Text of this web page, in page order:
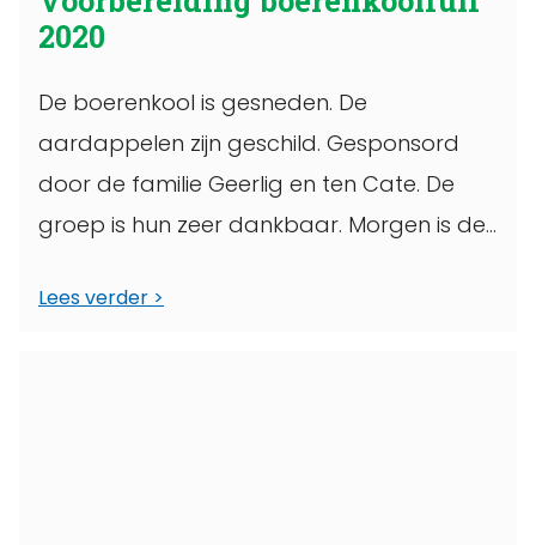
2020
De boerenkool is gesneden. De
aardappelen zijn geschild. Gesponsord
door de familie Geerlig en ten Cate. De
groep is hun zeer dankbaar. Morgen is de
Lees verder